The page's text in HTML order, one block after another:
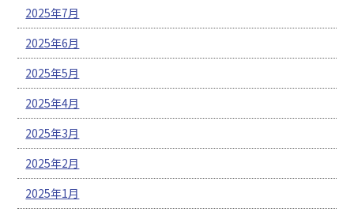
2025年7月
2025年6月
2025年5月
2025年4月
2025年3月
2025年2月
2025年1月